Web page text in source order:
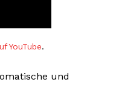
YouTube.
und